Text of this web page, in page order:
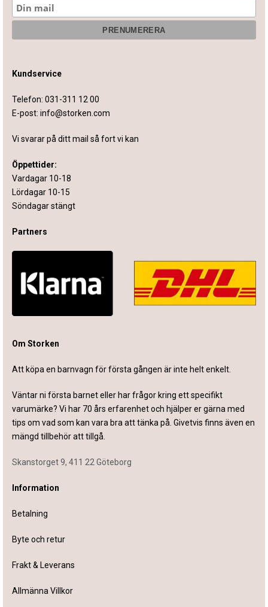
Kundservice
Telefon: 031-311 12 00
E-post: info@storken.com
Vi svarar på ditt mail så fort vi kan
Öppettider:
Vardagar 10-18
Lördagar 10-15
Söndagar stängt
Partners
Om Storken
Att köpa en barnvagn för första gången är inte helt enkelt.
Väntar ni första barnet eller har frågor kring ett specifikt
varumärke? Vi har 70 års erfarenhet och hjälper er gärna med
tips om vad som kan vara bra att tänka på. Givetvis finns även en
mängd tillbehör att tillgå.
Skanstorget 9, 411 22 Göteborg
Information
Betalning
Byte och retur
Frakt & Leverans
Allmänna Villkor